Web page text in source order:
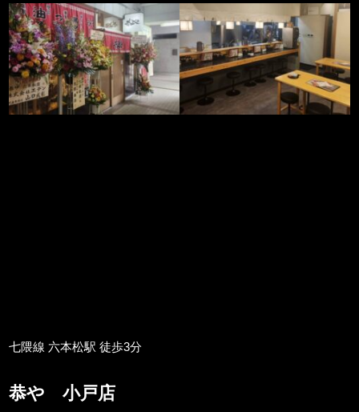
七隈線 六本松駅 徒歩3分
恭や 小戸店